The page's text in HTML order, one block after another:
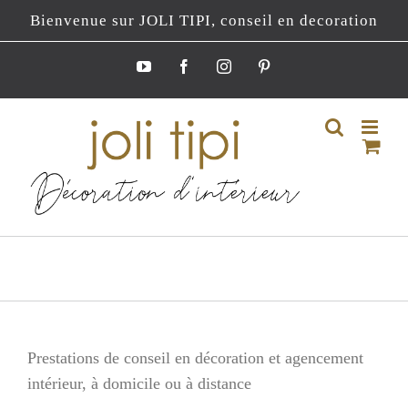
Passer
au
Bienvenue sur JOLI TIPI, conseil en decoration
YouTubeFacebookInstagramPinterest
Prestations de conseil en décoration et agencement
intérieur, à domicile ou à distance